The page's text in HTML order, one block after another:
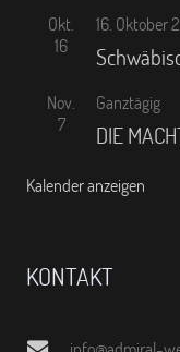
Okt.
16
16. Oktober
Nov.
7
Ganztägig
DIE
Kalender anzeigen
KONTAKT